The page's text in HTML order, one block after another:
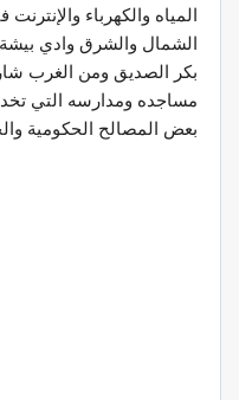
المياه والكهرباء
الشمال والشرق وادي
بكر الصديق ومن الغرب
مساجده ومدارسه التي
بعض المصالح الحكومية